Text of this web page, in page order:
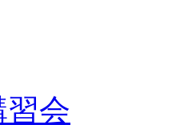
習会